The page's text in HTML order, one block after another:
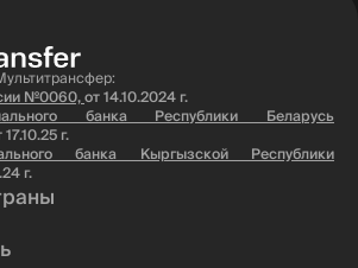
№0060,от 14.10.2024 г.
банка Республики Беларусь
17.10.25 г.
банка Кыргызской Республики
г.